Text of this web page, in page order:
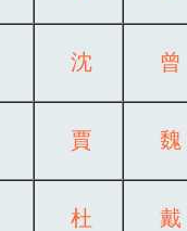
沈 曾
賈 魏
杜 戴